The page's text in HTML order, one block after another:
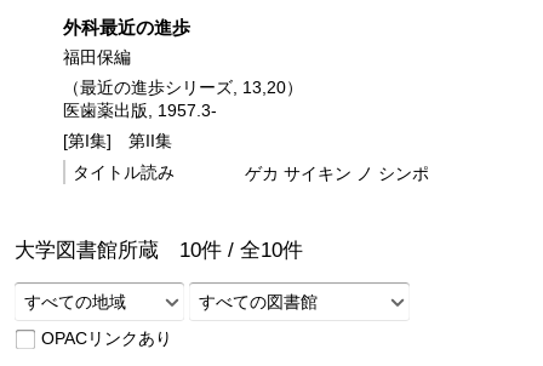
外科最近の進歩
福田保編
（最近の進歩シリーズ, 13, 20）
医歯薬出版, 1957.3-
[第I集]
第II集
タイトル読み
ゲカ サイキン ノ シンポ
大学図書館所蔵 10件 / 全10件
すべての地域
すべての図書館
OPACリンクあり